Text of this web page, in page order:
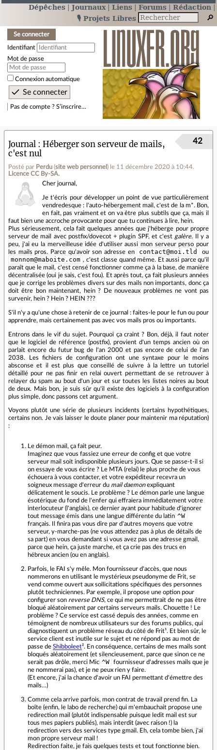
Dépêches Journaux Liens Forums
Rédaction
🎙️ Projets Libres
Se connecter
Identifiant
Mot de passe
Connexion automatique
Pas de compte ? S’inscrire…
Journal
Héberger son serveur de mails,
c'est nul
Posté par Perdu (site web personnel ) le 11 décembre 2020 à 10:44.
Licence CC By‑SA.
42
Cher journal,
Je t'écris pour développer un point de vue particulièrement
vendredesque : l'auto-hébergement mail, c'est de la m*. Bon,
en fait, pas vraiment et on va être plus subtils que ça, mais il
faut bien une accroche provocante pour que tu continues à lire, hein.
Plus sérieusement, cela fait quelques années que j'héberge pour propre
serveur de mail avec postfix/dovecot + plugin SPF, et c'est galère. Il y a
peu, j'ai eu la merveilleuse idée d'utiliser aussi mon serveur perso pour
les mails pros. Parce qu'avoir son adresse en
contact@moi.tld ou
monnom@maboite.com , c'est classe quand même. Et aussi parce qu'il
paraît que le mail, c'est censé fonctionner comme ça à la base, de manière
décentralisée (oui je sais, c'est fou). Et après tout, ça fait plusieurs années
que je corrige les problèmes divers sur des mails non importants, donc ça
doit être bon maintenant, hein ? De nouveaux problèmes ne vont pas
survenir, hein ? Hein ? HEIN ???
S'il n'y a qu'une chose à retenir de ce journal : faites-le pour le fun ou pour
apprendre, mais certainement pas avec vos mails pros ou importants.
Entrons dans le vif du sujet. Pourquoi ça craint ? Bon, déjà, il faut noter
que le logiciel de référence (postfix), provient d'un temps ancien où on
parlait encore du futur bug de l'an 2000 et pas encore de celui de l'an
2038. Les fichiers de configuration ont une syntaxe pour le moins
absconse et il est plus que conseillé de suivre à la lettre un tutoriel
détaillé pour ne pas finir en relai ouvert permettant de se retrouver à
relayer du spam au bout d'un jour et sur toutes les listes noires au bout
de deux. Mais bon, je suis sûr qu'il existe des logiciels à la configuration
plus simple, donc passons cet argument.
Voyons plutôt une série de plusieurs incidents (certains hypothétiques,
certains non. Je vais laisser le doute planer pour maintenir ma réputation)
:
Le démon mail, ça fait peur.
Imaginez que vous fassiez une erreur de config et que votre
serveur mail soit indisponible plusieurs jours. Que se passe-t-il si
on essaye de vous écrire ? Le MTA (relai) le plus proche de vous
échouera à vous contacter, et votre expéditeur recevra un
soigneux message d'erreur du mail daemonexpliquant
délicatement le soucis. Le problème ? Le démon parle une langue
ésotérique du fond de l'enfer qui effraiera immédiatement votre
interlocuteur (l'anglais), ce dernier ayant pour habitude d'ignorer
tout message émis dans une langue différente du latin ^W
français. Il finira pas vous dire par d'autres moyens que votre
serveur, y-marche-pas (ne vous attendez pas à plus de détails de
sa part) en vous demandant si vous avez pas une adresse gmail,
parce que hein, ça juste marche, et ça crie pas des trucs en
hébreux ancien (ou en anglais).
Parfois, le FAI s'y mêle. Mon fournisseur d'accès, que nous
nommerons en utilisant le mystérieux pseudonyme de Frit, se
vend comme ouvert aux sollicitations spécifiques des personnes
plutôt techniciennes. Par exemple, il propose une option pour
configurer son reverse DNS, ce qui me permettrait de ne pas être
bloqué aléatoirement par certains serveurs mails. Chouette ! Le
problème ? Ce service est cassé depuis des années, comme en
témoignent de nombreux utilisateurs sur des forums publics, qui
diagnostiquent un problème réseau du côté de Frit¹. Et bien sûr, le
service client est inutile sur le sujet et ne répond pas au mot de
passe de Shibboleet². En conséquence, certains de mes mails sont
bloqués aléatoirement (et silencieusement, parce que sinon ce ne
serait pas drôle, merci Mic ^W
fournisseur d'adresses mails que je
ne nommerai pas), et je ne peux rien y faire.
(Et encore, j'ai la chance d'avoir un FAI permettant d'émettre des
mails…)
Comme cela arrive parfois, mon contrat de travail prend fin. La
boîte (enfin, le labo de recherche) qui m'embauchait propose une
redirection mail (plutôt indispensable puisque ledit mail est sur
tous mes papiers publiés), mais interdit (avec raison !) la
redirection vers des services type gmail. Eh, cela tombe bien, j'ai
mon propre serveur mail !
Redirection faite, je fais quelques tests et tout fonctionne bien.